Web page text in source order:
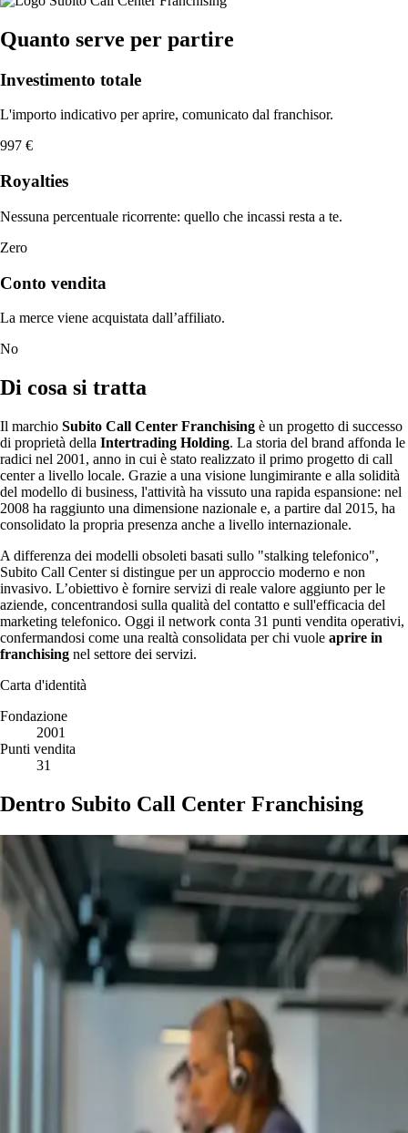
Quanto serve per partire
Investimento totale
L'importo indicativo per aprire, comunicato dal franchisor.
997 €
Royalties
Nessuna percentuale ricorrente: quello che incassi resta a te.
Zero
Conto vendita
La merce viene acquistata dall’affiliato.
No
Di cosa si tratta
Il marchio Subito Call Center Franchising è un progetto di successo
di proprietà della Intertrading Holding. La storia del brand affonda le
radici nel 2001, anno in cui è stato realizzato il primo progetto di call
center a livello locale. Grazie a una visione lungimirante e alla solidità
del modello di business, l'attività ha vissuto una rapida espansione: nel
2008 ha raggiunto una dimensione nazionale e, a partire dal 2015, ha
consolidato la propria presenza anche a livello internazionale.
A differenza dei modelli obsoleti basati sullo "stalking telefonico",
Subito Call Center si distingue per un approccio moderno e non
invasivo. L’obiettivo è fornire servizi di reale valore aggiunto per le
aziende, concentrandosi sulla qualità del contatto e sull'efficacia del
marketing telefonico. Oggi il network conta 31 punti vendita operativi,
confermandosi come una realtà consolidata per chi vuole aprire in
franchising nel settore dei servizi.
Carta d'identità
Fondazione
2001
Punti vendita
31
Dentro Subito Call Center Franchising